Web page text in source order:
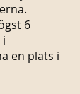
6
i
en plats i